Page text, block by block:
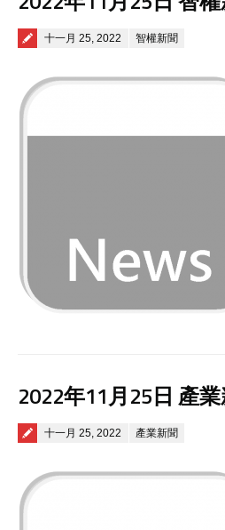
Posted on
十一月 25, 2022 智權新聞
2022年11月25日 產
Posted on
十一月 25, 2022 產業新聞